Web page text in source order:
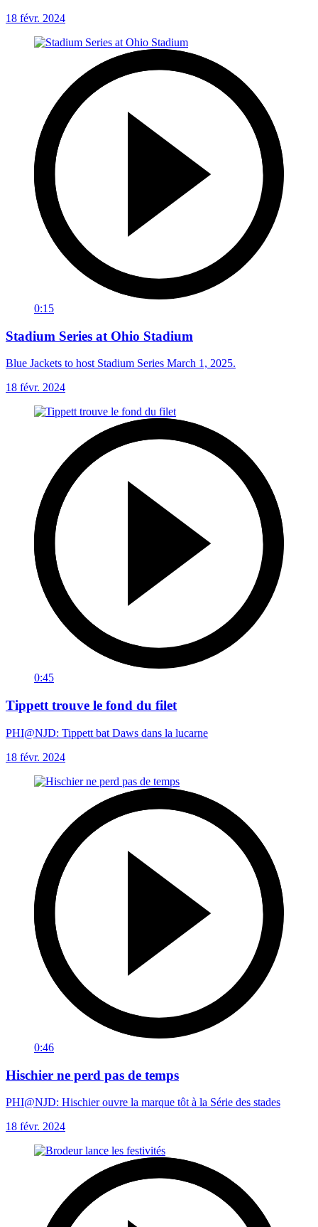
18 févr. 2024
0:15
Stadium Series at Ohio Stadium
Blue Jackets to host Stadium Series March 1, 2025.
18 févr. 2024
0:45
Tippett trouve le fond du filet
PHI@NJD: Tippett bat Daws dans la lucarne
18 févr. 2024
0:46
Hischier ne perd pas de temps
PHI@NJD: Hischier ouvre la marque tôt à la Série des stades
18 févr. 2024